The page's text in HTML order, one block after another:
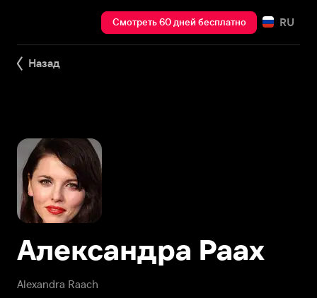
Смотреть 60 дней бесплатно RU
Назад
Alexandra Raach
Александра Раах